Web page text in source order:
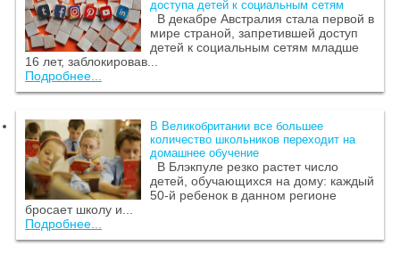
доступа детей к социальным сетям
В декабре Австралия стала первой в
мире страной, запретившей доступ
детей к социальным сетям младше
16 лет, заблокировав...
Подробнее...
В Великобритании все большее
количество школьников переходит на
домашнее обучение
В Блэкпуле резко растет число
детей, обучающихся на дому: каждый
50-й ребенок в данном регионе
бросает школу и...
Подробнее...